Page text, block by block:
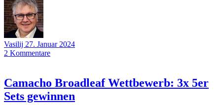
Vasilij 27. Januar 2024
2 Kommentare
Camacho Broadleaf Wettbewerb: 3x 5er
Sets gewinnen